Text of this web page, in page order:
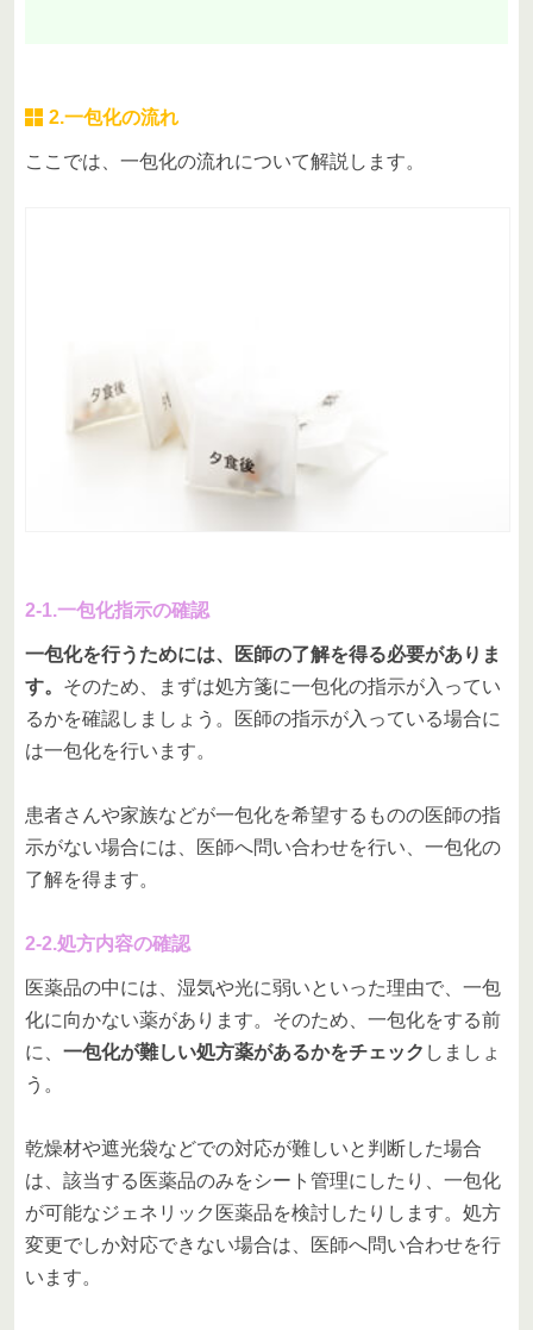
2.一包化の流れ
ここでは、一包化の流れについて解説します。
2-1.一包化指示の確認
一包化を行うためには、医師の了解を得る必要がありま
す。 そのため、まずは処方箋に一包化の指示が入ってい
るかを確認しましょう。医師の指示が入っている場合に
は一包化を行います。
患者さんや家族などが一包化を希望するものの医師の指
示がない場合には、医師へ問い合わせを行い、一包化の
了解を得ます。
2-2.処方内容の確認
医薬品の中には、湿気や光に弱いといった理由で、一包
化に向かない薬があります。そのため、一包化をする前
に、 一包化が難しい処方薬があるかをチェック しましょ
う。
乾燥材や遮光袋などでの対応が難しいと判断した場合
は、該当する医薬品のみをシート管理にしたり、一包化
が可能なジェネリック医薬品を検討したりします。処方
変更でしか対応できない場合は、医師へ問い合わせを行
います。